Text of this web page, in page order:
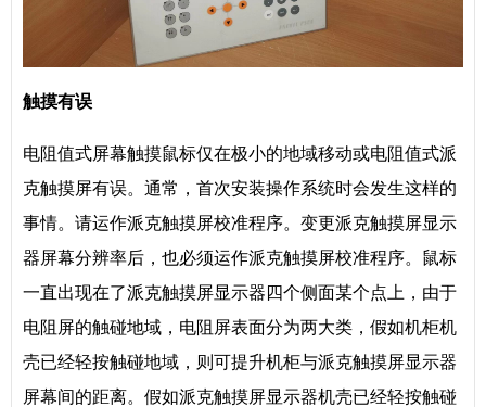
触摸有误
电阻值式屏幕触摸鼠标仅在极小的地域移动或电阻值式派
克触摸屏有误。通常，首次安装操作系统时会发生这样的
事情。请运作派克触摸屏校准程序。变更派克触摸屏显示
器屏幕分辨率后，也必须运作派克触摸屏校准程序。鼠标
一直出现在了派克触摸屏显示器四个侧面某个点上，由于
电阻屏的触碰地域，电阻屏表面分为两大类，假如机柜机
壳已经轻按触碰地域，则可提升机柜与派克触摸屏显示器
屏幕间的距离。假如派克触摸屏显示器机壳已经轻按触碰